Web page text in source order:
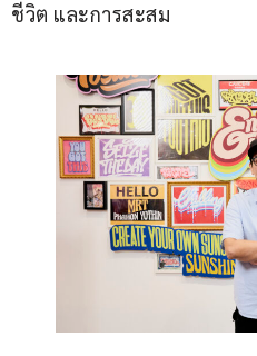
ชีวิต และการสะสม